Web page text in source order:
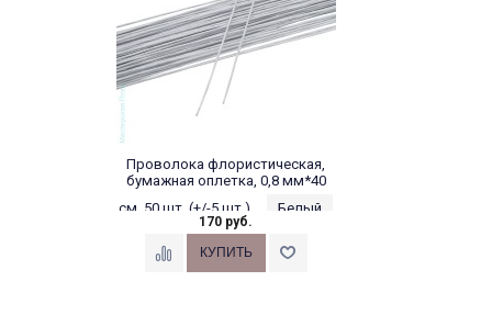
Проволока флористическая,
бумажная оплетка, 0,8 мм*40
см, 50 шт. (+/-5 шт.),...
Белый
170 руб.